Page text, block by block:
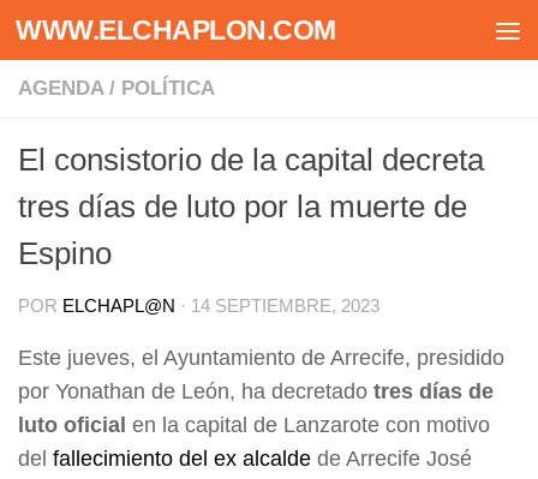
Saltar al contenido
WWW.ELCHAPLON.COM
AGENDA / POLÍTICA
El consistorio de la capital decreta
tres días de luto por la muerte de
Espino
POR ELCHAPL@N · 14 SEPTIEMBRE, 2023
Este jueves, el Ayuntamiento de Arrecife, presidido
por Yonathan de León, ha decretado tres días de
luto oficial en la capital de Lanzarote con motivo
del fallecimiento del ex alcalde de Arrecife José